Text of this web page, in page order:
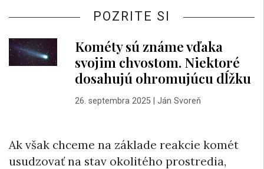
POZRITE SI
Kométy sú známe vďaka
svojim chvostom. Niektoré
dosahujú ohromujúcu dĺžku
26. septembra 2025| Ján Svoreň
Ak však chceme na základe reakcie komét
usudzovať na stav okolitého prostredia,